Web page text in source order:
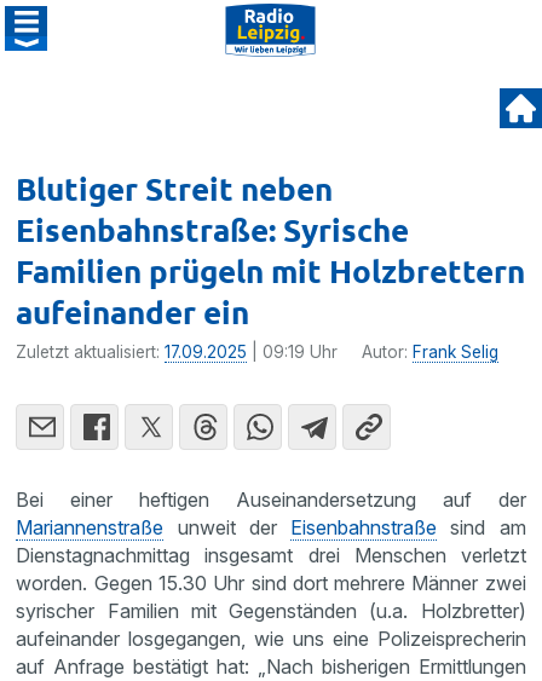
Blutiger Streit neben
Eisenbahnstraße: Syrische
Familien prügeln mit Holzbrettern
aufeinander ein
Zuletzt aktualisiert:17.09.2025 | 09:19 Uhr Autor: Frank Selig
Bei einer heftigen Auseinandersetzung auf der
Mariannenstraße unweit der Eisenbahnstraße sind am
Dienstagnachmittag insgesamt drei Menschen verletzt
worden. Gegen 15.30 Uhr sind dort mehrere Männer zwei
syrischer Familien mit Gegenständen (u.a. Holzbretter)
aufeinander losgegangen, wie uns eine Polizeisprecherin
auf Anfrage bestätigt hat: „Nach bisherigen Ermittlungen